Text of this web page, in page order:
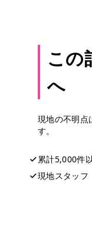
この
へ
現地の不明点
す。
累計5,000件
現地スタッフ